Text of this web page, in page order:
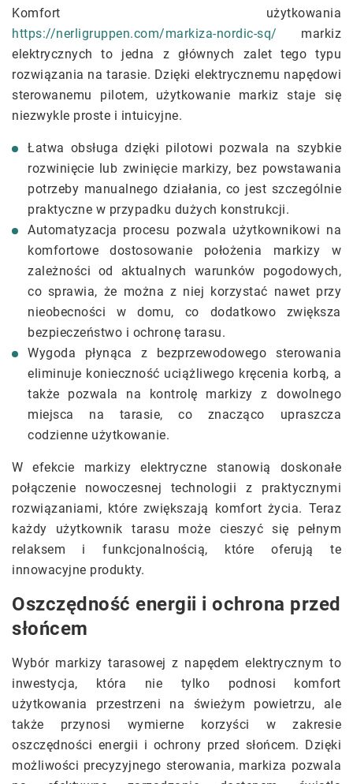
Komfort użytkowania
https://nerligruppen.com/markiza-nordic-sq/ markiz
elektrycznych to jedna z głównych zalet tego typu
rozwiązania na tarasie. Dzięki elektrycznemu napędowi
sterowanemu pilotem, użytkowanie markiz staje się
niezwykle proste i intuicyjne.
Łatwa obsługa dzięki pilotowi pozwala na szybkie
rozwinięcie lub zwinięcie markizy, bez powstawania
potrzeby manualnego działania, co jest szczególnie
praktyczne w przypadku dużych konstrukcji.
Automatyzacja procesu pozwala użytkownikowi na
komfortowe dostosowanie położenia markizy w
zależności od aktualnych warunków pogodowych,
co sprawia, że można z niej korzystać nawet przy
nieobecności w domu, co dodatkowo zwiększa
bezpieczeństwo i ochronę tarasu.
Wygoda płynąca z bezprzewodowego sterowania
eliminuje konieczność uciążliwego kręcenia korbą, a
także pozwala na kontrolę markizy z dowolnego
miejsca na tarasie, co znacząco upraszcza
codzienne użytkowanie.
W efekcie markizy elektryczne stanowią doskonałe
połączenie nowoczesnej technologii z praktycznymi
rozwiązaniami, które zwiększają komfort życia. Teraz
każdy użytkownik tarasu może cieszyć się pełnym
relaksem i funkcjonalnością, które oferują te
innowacyjne produkty.
Oszczędność energii i ochrona przed
słońcem
Wybór markizy tarasowej z napędem elektrycznym to
inwestycja, która nie tylko podnosi komfort
użytkowania przestrzeni na świeżym powietrzu, ale
także przynosi wymierne korzyści w zakresie
oszczędności energii i ochrony przed słońcem. Dzięki
możliwości precyzyjnego sterowania, markiza pozwala